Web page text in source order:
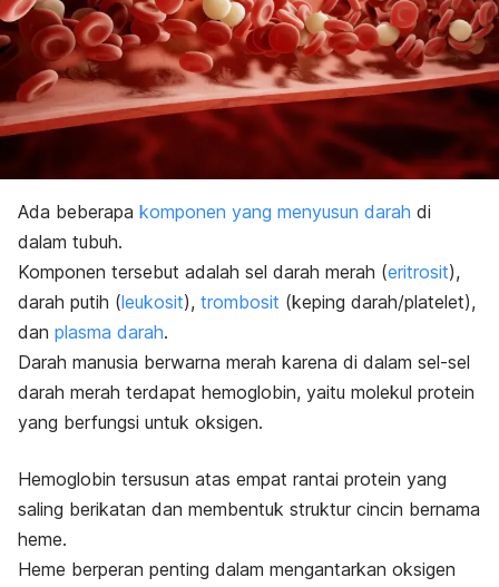
Ada beberapa komponen yang menyusun darah di
dalam tubuh.
Komponen tersebut adalah sel darah merah (eritrosit),
darah putih (leukosit), trombosit (keping darah/platelet),
dan plasma darah.
Darah manusia berwarna merah karena di dalam sel-sel
darah merah terdapat hemoglobin, yaitu molekul protein
yang berfungsi untuk oksigen.
Hemoglobin tersusun atas empat rantai protein yang
saling berikatan dan membentuk struktur cincin bernama
heme.
Heme berperan penting dalam mengantarkan oksigen